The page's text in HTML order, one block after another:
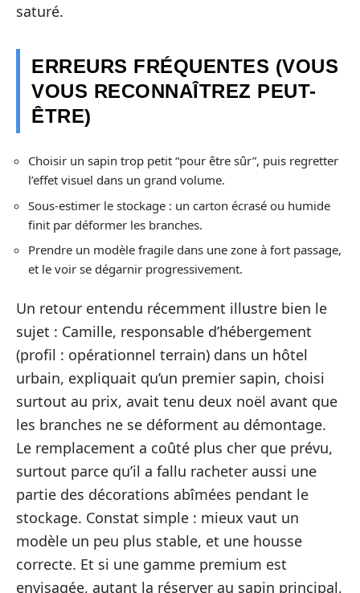
saturé.
ERREURS FRÉQUENTES (VOUS
VOUS RECONNAÎTREZ PEUT-
ÊTRE)
Choisir un sapin trop petit “pour être sûr”, puis regretter
l’effet visuel dans un grand volume.
Sous-estimer le stockage : un carton écrasé ou humide
finit par déformer les branches.
Prendre un modèle fragile dans une zone à fort passage,
et le voir se dégarnir progressivement.
Un retour entendu récemment illustre bien le
sujet : Camille, responsable d’hébergement
(profil : opérationnel terrain) dans un hôtel
urbain, expliquait qu’un premier sapin, choisi
surtout au prix, avait tenu deux noël avant que
les branches ne se déforment au démontage.
Le remplacement a coûté plus cher que prévu,
surtout parce qu’il a fallu racheter aussi une
partie des décorations abîmées pendant le
stockage. Constat simple : mieux vaut un
modèle un peu plus stable, et une housse
correcte. Et si une gamme premium est
envisagée, autant la réserver au sapin principal,